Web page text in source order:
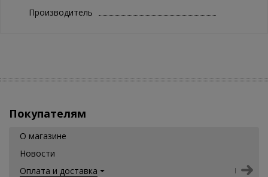
Производитель
Покупателям
О магазине
Новости
Оплата и доставка